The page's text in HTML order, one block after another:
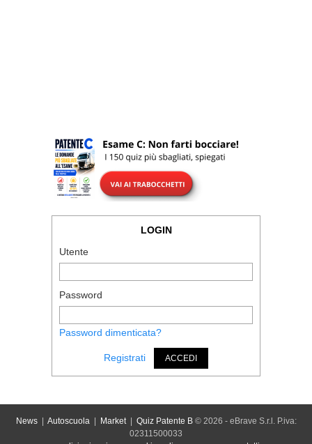
LOGIN
Utente
Password
Password dimenticata?
Registrati ACCEDI
News| Autoscuola| Market| Quiz Patente B© 2026 - eBrave S.r.l. P.iva:
02311500033